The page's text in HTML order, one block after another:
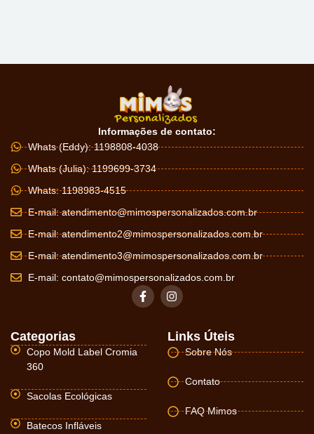
Informações de contato:
Whats (Eddy): 1198808-4038
Whats (Julia): 1199699-3734
Whats: 1198983-4515
E-mail:atendimento@mimospersonalizados.com.br
E-mail:atendimento2@mimospersonalizados.com.br
E-mail:atendimento3@mimospersonalizados.com.br
E-mail: contato@mimospersonalizados.com.br
Categorias
Copo Mold Label Cromia
360
Sacolas Ecológicas
Batecos Infláveis
Links Úteis
Sobre Nós
Contato
FAQ Mimos